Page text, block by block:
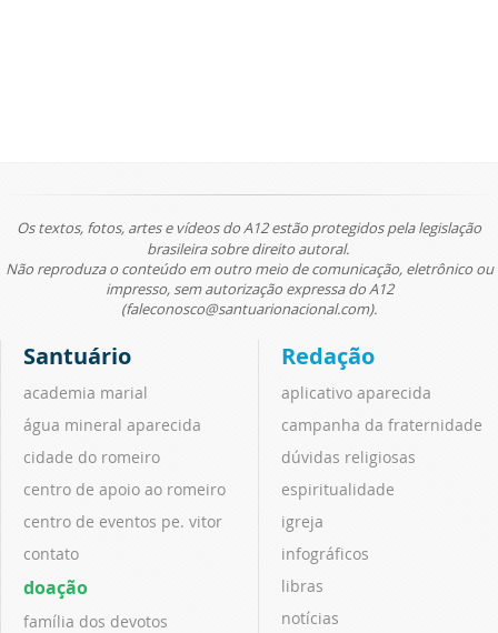
Os textos, fotos, artes e vídeos do A12 estão protegidos pela legislação
brasileira sobre direito autoral.
Não reproduza o conteúdo em outro meio de comunicação, eletrônico ou
impresso, sem autorização expressa do A12
(faleconosco@santuarionacional.com).
Santuário
academia marial
água mineral aparecida
cidade do romeiro
centro de apoio ao romeiro
centro de eventos pe. vitor
contato
doação
família dos devotos
Redação
aplicativo aparecida
campanha da fraternidade
dúvidas religiosas
espiritualidade
igreja
infográficos
libras
notícias